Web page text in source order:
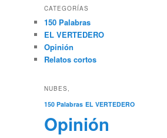
CATEGORÍAS
150 Palabras
EL VERTEDERO
Opinión
Relatos cortos
NUBES,
150 Palabras EL VERTEDERO
Opinión